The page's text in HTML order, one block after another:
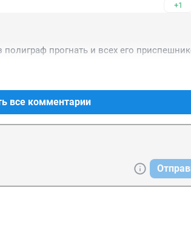
с этим нововведением вы поднимаете
раз не сдашь экзамен что тогда
дак тогда что изменится то? лично
придумано чтобы очередной раз с наших
+1
прогнать и всех его
все комментарии